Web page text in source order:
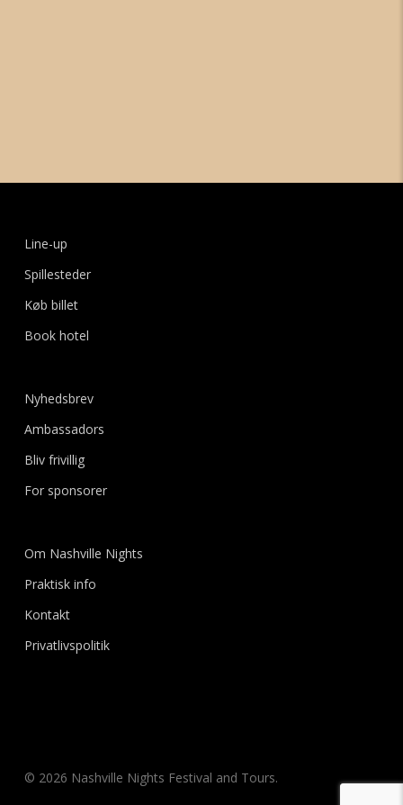
Line-up
Spillesteder
Køb billet
Book hotel
Nyhedsbrev
Ambassadors
Bliv frivillig
For sponsorer
Om Nashville Nights
Praktisk info
Kontakt
Privatlivspolitik
© 2026 Nashville Nights Festival and Tours.